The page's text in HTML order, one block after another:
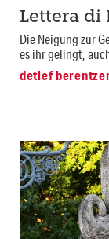
Lettera di
Die Neigung zur
es ihr gelingt,
detlef